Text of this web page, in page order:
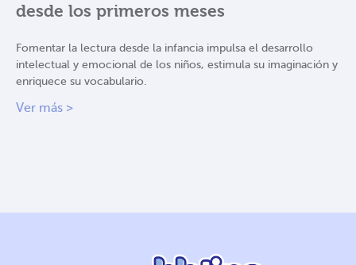
desde los primeros meses
Fomentar la lectura desde la infancia impulsa el desarrollo
intelectual y emocional de los niños, estimula su imaginación y
enriquece su vocabulario.
Ver más >